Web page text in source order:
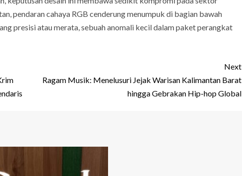
pendaran cahaya RGB cenderung menumpuk di bagian bawah
presisi atau merata, sebuah anomali kecil dalam paket perangkat
Next
Ragam Musik: Menelusuri Jejak Warisan Kalimantan Barat
hingga Gebrakan Hip-hop Global